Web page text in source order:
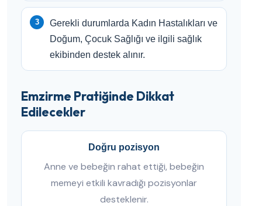
Gerekli durumlarda Kadın Hastalıkları ve
Doğum, Çocuk Sağlığı ve ilgili sağlık
ekibinden destek alınır.
Emzirme Pratiğinde Dikkat
Edilecekler
Doğru pozisyon
Anne ve bebeğin rahat ettiği, bebeğin
memeyi etkili kavradığı pozisyonlar
desteklenir.